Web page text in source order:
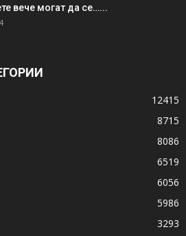
вече могат да се…...
12415
8715
8086
6519
6056
5986
3293